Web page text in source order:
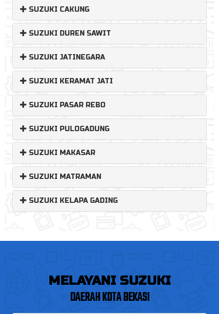
SUZUKI CAKUNG
SUZUKI DUREN SAWIT
SUZUKI JATINEGARA
SUZUKI KERAMAT JATI
SUZUKI PASAR REBO
SUZUKI PULOGADUNG
SUZUKI MAKASAR
SUZUKI MATRAMAN
SUZUKI KELAPA GADING
MELAYANI SUZUKI
DAERAH KOTA BEKASI